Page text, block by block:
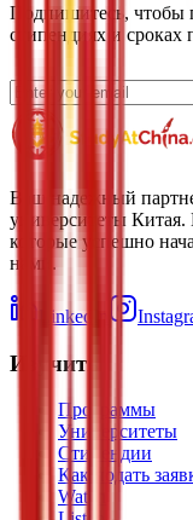
Подпишитесь, чтобы
стипендиях и сроках
Ваш надежный
университеты Китая.
которые успешно
нами.
LinkedIn
Изучить
Программы
Университеты
Стипендии
Как подать
Watch